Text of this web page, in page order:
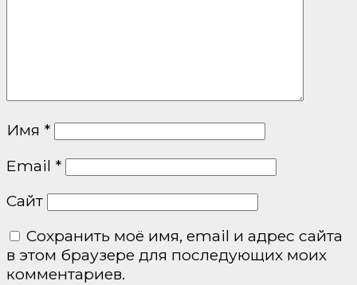
Имя *
Email *
Сайт
Сохранить моё имя, email и адрес сайта
в этом браузере для последующих моих
комментариев.